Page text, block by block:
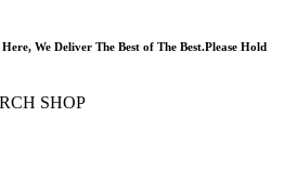
We Deliver The Best of The Best.Please Hold
SHOP